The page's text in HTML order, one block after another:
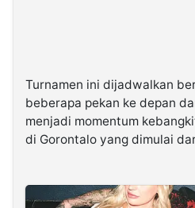
Turnamen ini dijadwalkan
beberapa pekan ke depan
menjadi momentum
di Gorontalo yang dimulai